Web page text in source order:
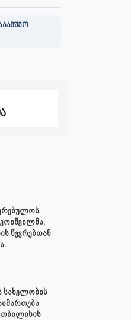
ონის მუნიციპალიტეტის მერმა
ლობჟანიძემ სამუშაო
წევრებთან
სახელობის
თბილისის